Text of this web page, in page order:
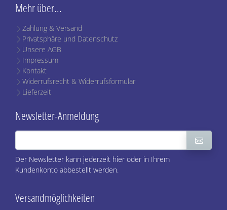
Mehr über...
Zahlung & Versand
Privatsphäre und Datenschutz
Unsere AGB
Impressum
Kontakt
Widerrufsrecht & Widerrufsformular
Lieferzeit
Newsletter-Anmeldung
Der Newsletter kann jederzeit hier oder in Ihrem
Kundenkonto abbestellt werden.
Versandmöglichkeiten